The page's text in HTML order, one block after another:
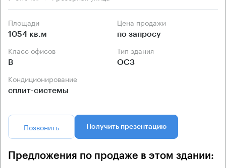
Площади
1054 кв.м
Цена продажи
по запросу
Класс офисов
B
Тип здания
ОСЗ
Кондиционирование
сплит-системы
Позвонить Получить презентацию
Предложения по продаже в этом здании: